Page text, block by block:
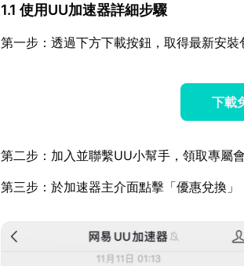
1.1 使用UU加速器詳細步驟
第一步：透過下方下載按鈕，取得最新安裝
下載
第二步：加入並聯繫UU小幫手，領取專屬
第三步：於加速器主介面點擊「優惠兌換